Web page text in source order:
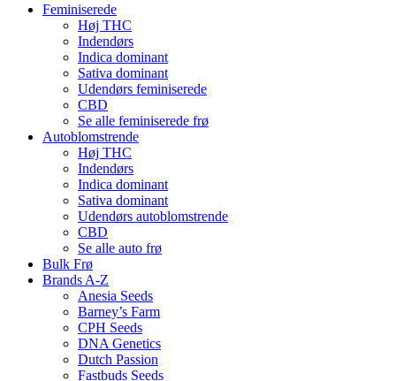
Feminiserede
Høj THC
Indendørs
Indica dominant
Sativa dominant
Udendørs feminiserede
CBD
Se alle feminiserede frø
Autoblomstrende
Høj THC
Indendørs
Indica dominant
Sativa dominant
Udendørs autoblomstrende
CBD
Se alle auto frø
Bulk Frø
Brands A-Z
Anesia Seeds
Barney’s Farm
CPH Seeds
DNA Genetics
Dutch Passion
Fastbuds Seeds